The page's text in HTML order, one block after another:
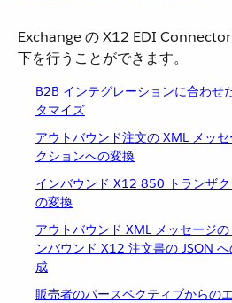
Exchange の X12 EDI
下を行うことができます。
B2B インテグレーションに合わせ
タマイズ
アウトバウンド注文の XML メッ
クションへの変換
インバウンド X12 850 トランザ
の変換
アウトバウンド XML メッセージ
ンバウンド X12 注文書の JSON
成
販売者のパースペクティブからの